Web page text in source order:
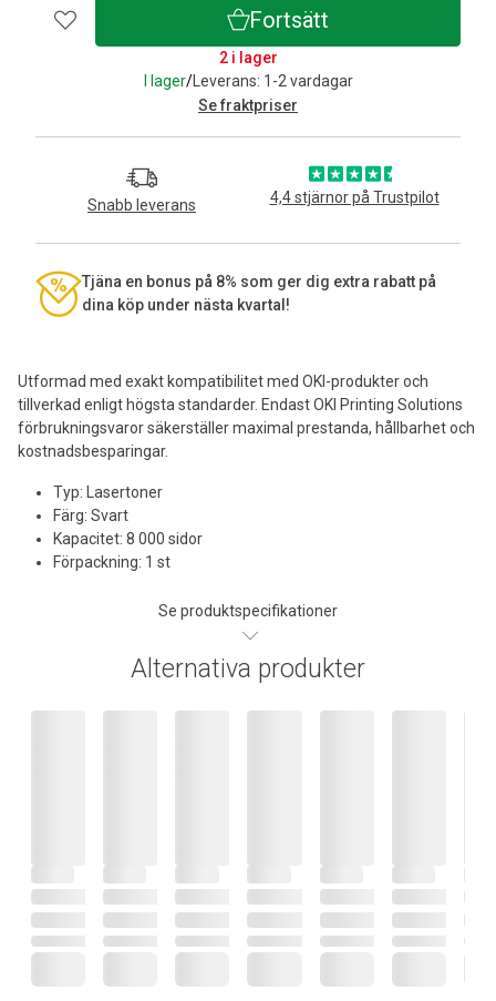
Utformad med exakt kompatibilitet med OKI-produkter och
tillverkad enligt högsta standarder. Endast OKI Printing Solutions
förbrukningsvaror säkerställer maximal prestanda, hållbarhet och
kostnadsbesparingar.
Typ: Lasertoner
Färg: Svart
Kapacitet: 8 000 sidor
Förpackning: 1 st
Se produktspecifikationer
Fortsätt
2 i lager
I lager/Leverans: 1-2 vardagar
Se fraktpriser
Snabb leverans 4,4 stjärnor på Trustpilot
Tjäna en bonus på 8% som ger dig extra rabatt på
dina köp under nästa kvartal!
Alternativa produkter